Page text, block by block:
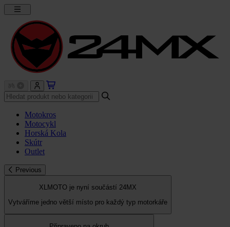
Motokros
Motocykl
Horská Kola
Skútr
Outlet
Previous
XLMOTO je nyní součástí 24MX
Vytváříme jedno větší místo pro každý typ motorkáře